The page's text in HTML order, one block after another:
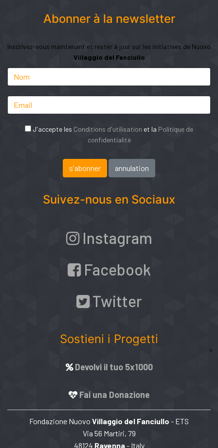
Abonner à la newsletter
Inscrivez-vous maintenant et rester à jour sur les initiatives de Nuovo
Villaggio del Fanciullo
J'accepte les Conditions d'utilisation et la Politique de
confidentialité
Suivez-nous en Sociaux
Instagram
Facebook
Twitter
Sostieni i Progetti
Devolvi il tuo 5x1000
Fai una Donazione
Fondazione Nuovo Villaggio del Fanciullo - ETS
Via 56 Martiri, 79
48124 Ravenna- Italy